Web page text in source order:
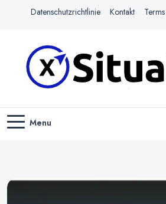
Datenschutzrichtlinie Kontakt
X-SITUATION
Menu